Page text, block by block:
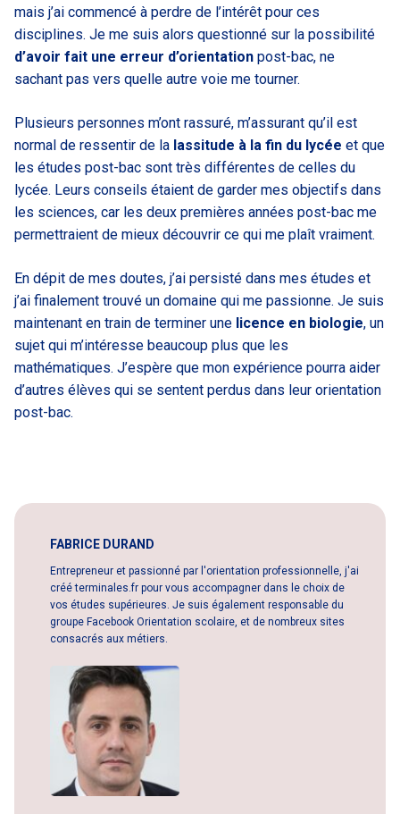
mais j’ai commencé à perdre de l’intérêt pour ces
disciplines. Je me suis alors questionné sur la possibilité
d’avoir fait une erreur d’orientation post-bac, ne
sachant pas vers quelle autre voie me tourner.
Plusieurs personnes m’ont rassuré, m’assurant qu’il est
normal de ressentir de la lassitude à la fin du lycée et que
les études post-bac sont très différentes de celles du
lycée. Leurs conseils étaient de garder mes objectifs dans
les sciences, car les deux premières années post-bac me
permettraient de mieux découvrir ce qui me plaît vraiment.
En dépit de mes doutes, j’ai persisté dans mes études et
j’ai finalement trouvé un domaine qui me passionne. Je suis
maintenant en train de terminer une licence en biologie, un
sujet qui m’intéresse beaucoup plus que les
mathématiques. J’espère que mon expérience pourra aider
d’autres élèves qui se sentent perdus dans leur orientation
post-bac.
FABRICE DURAND
Entrepreneur et passionné par l'orientation professionnelle, j'ai
créé terminales.fr pour vous accompagner dans le choix de
vos études supérieures. Je suis également responsable du
groupe Facebook Orientation scolaire, et de nombreux sites
consacrés aux métiers.